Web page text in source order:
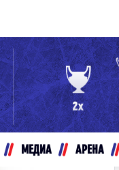
МЕДИА АРЕНА